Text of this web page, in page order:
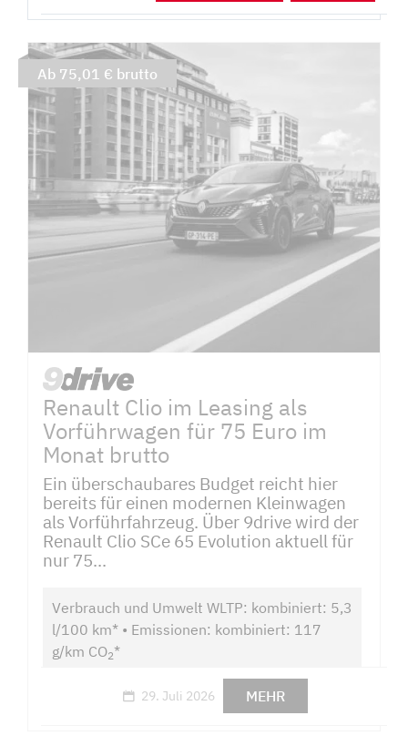
Renault Clio im Leasing als
Vorführwagen für 75 Euro im
Monat brutto
Ein überschaubares Budget reicht hier
bereits für einen modernen Kleinwagen
als Vorführfahrzeug. Über 9drive wird der
Renault Clio SCe 65 Evolution aktuell für
nur 75...
Verbrauch und Umwelt WLTP: kombiniert: 5,3
l/100 km* • Emissionen: kombiniert: 117
g/km CO2*
29. Juli 2026 MEHR
Ab 75,01 € brutto